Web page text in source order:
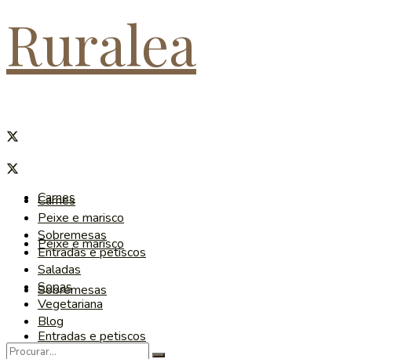
Ruralea
Carnes
Peixe e marisco
Sobremesas
Entradas e petiscos
Carnes
Peixe e marisco
Sobremesas
Entradas e petiscos
Saladas
Sopas
Vegetariana
Blog